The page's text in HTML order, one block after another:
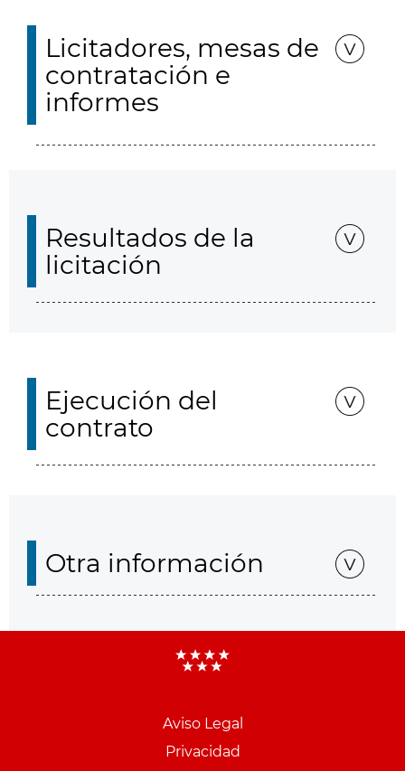
Licitadores, mesas de
contratación e
informes
Resultados de la
licitación
Ejecución del
contrato
Otra información
Aviso Legal
Privacidad